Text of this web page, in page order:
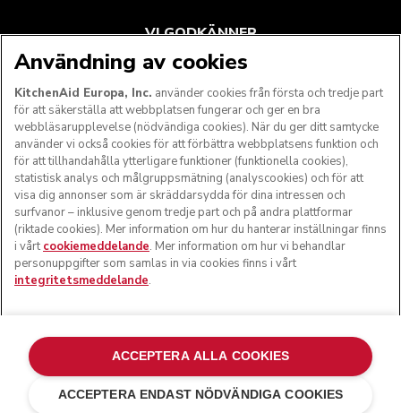
VI GODKÄNNER
FÖLJ OSS
köksmaskinens design är varumärkesskyddade i USA och i
andra länder.
Hantera mina inställningar Integritetsmeddelande
Användning av cookies
KitchenAid Europa, Inc. använder cookies från första och tredje part
för att säkerställa att webbplatsen fungerar och ger en bra
webbläsarupplevelse (nödvändiga cookies). När du ger ditt samtycke
använder vi också cookies för att förbättra webbplatsens funktion och
för att tillhandahålla ytterligare funktioner (funktionella cookies),
statistisk analys och målgruppsmätning (analyscookies) och för att
visa dig annonser som är skräddarsydda för dina intressen och
surfvanor – inklusive genom tredje part och på andra plattformar
(riktade cookies). Mer information om hur du hanterar inställningar finns
i vårt cookiemeddelande. Mer information om hur vi behandlar
personuppgifter som samlas in via cookies finns i vårt
integritetsmeddelande.
ACCEPTERA ENDAST NÖDVÄNDIGA COOKIES
ACCEPTERA ALLA COOKIES